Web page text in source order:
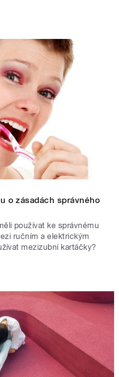
o zásadách správného
používat ke správnému
ručním a elektrickým
mezizubní kartáčky?